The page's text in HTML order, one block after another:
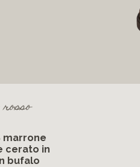
marrone
cerato in
bufalo